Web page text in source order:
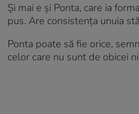
Și mai e și Ponta, care ia
pus. Are consistența unuia
Ponta poate să fie orice,
celor care nu sunt de obicei